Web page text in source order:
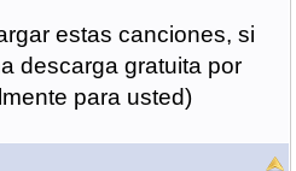
estas canciones, si
descarga gratuita por
para usted)